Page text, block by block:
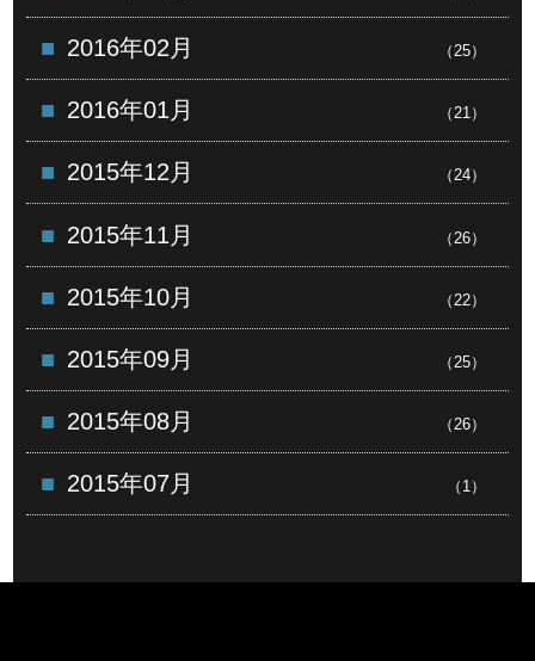
2016年02月 （25）
2016年01月 （21）
2015年12月 （24）
2015年11月 （26）
2015年10月 （22）
2015年09月 （25）
2015年08月 （26）
2015年07月 （1）